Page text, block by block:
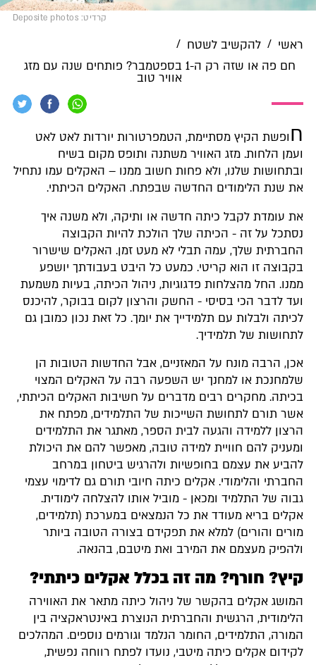
קרדיט: Deposite photos
ראשי / להקשיב לשטח /
חם פה או שזה רק ה-1 בספטמבר? פותחים שנה עם מזג
אוויר טוב
חופשת הקיץ מסתיימת, הטמפרטורות יורדות לאט לאט
ועמן הלחות. מזג האוויר משתנה ותופס מקום בשיח
ובתחושות שלנו, ולא פחות חשוב ממנו – האקלים עמו נתחיל
את שנת הלימודים החדשה שבפתח. האקלים הכיתתי.
את עומדת לקבל כיתה חדשה או ותיקה, ולא משנה איך
נסתכל על זה - הכיתה שלך הולכת להיות הקבוצה
החברתית שלך, עמה תבלי לא מעט זמן. האקלים שישרור
בקבוצה זו הוא קריטי. כמעט כל היבט בעבודתך יושפע
ממנו. החל מהצלחות פדגוגיות, ניהול הכיתה, בעיות משמעת
ועד לדבר הכי בסיסי - החשק והרצון לקום בבוקר, להיכנס
לכיתה ולבלות עם תלמידייך את יומך. כל זאת נכון כמובן גם
לתחושות של תלמידיך.
אכן, הרבה מונח על המאזניים, אבל החדשות הטובות הן
שלמחנכת או למחנך יש השפעה רבה על האקלים המצוי
בכיתה. מחקרים רבים מדברים על חשיבות האקלים הכיתתי,
אשר תורם לתחושת השייכות של התלמידים, מפתח את
הרצון ללמידה והגעה לבית הספר, מאתגר את התלמידים
ומעניק להם חוויית למידה טובה, מאפשר להם את היכולת
להביע את עצמם בחופשיות ולהרגיש ביטחון במרחב
החברתי והלימודי. אקלים כיתה חיובי תורם גם לדימוי עצמי
גבוה של התלמיד ומכאן - מוביל אותו להצלחה לימודית.
אקלים בריא מעודד את כל הנמצאים במערכת (תלמידים,
מורים והורים) למלא את תפקידם בצורה הטובה ביותר
ולהפיק מעצמם את המירב ואת מיטבם, בהנאה.
קיץ? חורף? מה זה בכלל אקלים כיתתי?
המושג אקלים בהקשר של ניהול כיתה מתאר את האווירה
הלימודית, הרגשית והחברתית הנוצרת באינטראקציה בין
המורה, התלמידים, החומר הנלמד וגורמים נוספים. המהלכים
לקידום אקלים כיתה מיטבי, נועדו לפתח רווחה נפשית,